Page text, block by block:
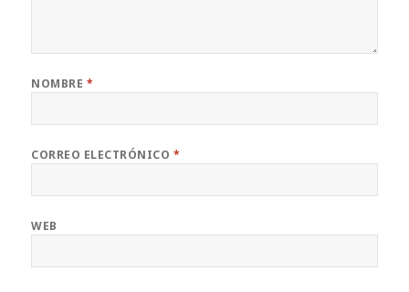
NOMBRE *
CORREO ELECTRÓNICO *
WEB